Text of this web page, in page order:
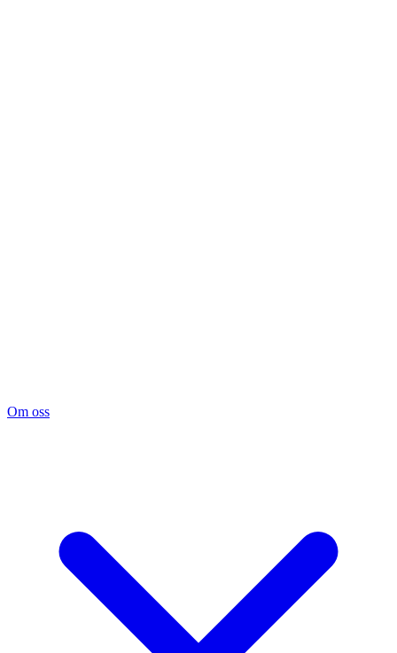
Om oss